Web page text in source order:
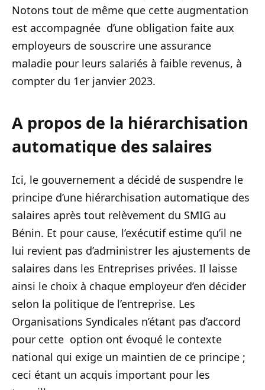
Notons tout de même que cette augmentation
est accompagnée d’une obligation faite aux
employeurs de souscrire une assurance
maladie pour leurs salariés à faible revenus, à
compter du 1er janvier 2023.
A propos de la hiérarchisation
automatique des salaires
Ici, le gouvernement a décidé de suspendre le
principe d’une hiérarchisation automatique des
salaires après tout relèvement du SMIG au
Bénin. Et pour cause, l’exécutif estime qu’il ne
lui revient pas d’administrer les ajustements de
salaires dans les Entreprises privées. Il laisse
ainsi le choix à chaque employeur d’en décider
selon la politique de l’entreprise. Les
Organisations Syndicales n’étant pas d’accord
pour cette option ont évoqué le contexte
national qui exige un maintien de ce principe ;
ceci étant un acquis important pour les